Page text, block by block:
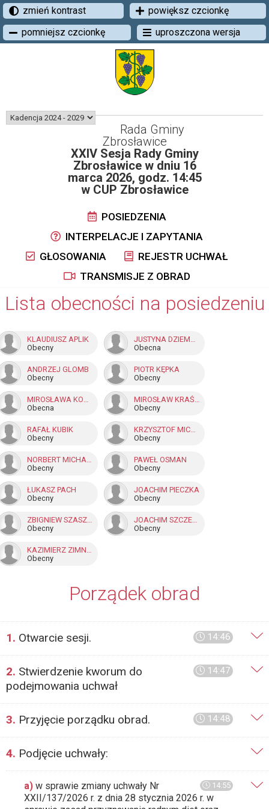
zmień kontrast
powiększ czcionkę
pomniejsz czcionkę
uproszczona wersja
Rada Gminy
Zbrosławice
XXIV Sesja Rady Gminy
Zbrosławice w dniu 16
marca 2026, godz. 14:45
w CUP Zbrosławice
POSIEDZENIA
INTERPELACJE I ZAPYTANIA
GŁOSOWANIA
REJESTR UCHWAŁ
TRANSMISJE Z OBRAD
Lista obecności na posiedzeniu
KLAUDIUSZ APLIK
Obecny
JUSTYNA DZIEMBA
Obecna
ANDRZEJ GLOMB
Obecny
PIOTR KĘPKA
Obecny
MIROSŁAWA KONKA - GIZICKA
Obecna
MIROSŁAW KRAŚNIANKA
Obecny
RAFAŁ KUBIK
Obecny
KRZYSZTOF MICHALCZOK
Obecny
NORBERT MICHALIK
Obecny
PAWEŁ OSMAN
Obecny
ŁUKASZ PACH
Obecny
JOACHIM PIECZKA
Obecny
ZBIGNIEW SZASZKOWSKI
Obecny
JOACHIM SZCZEPONIK
Obecny
KAZIMIERZ ZIMNOWODZKI
Obecny
Porządek obrad
14:46
1. Otwarcie sesji.
14:47
2. Stwierdzenie kworum do
podejmowania uchwał
14:48
3. Przyjęcie porządku obrad.
4. Podjęcie uchwały:
14:55
a) w sprawie zmiany uchwały Nr
XXII/137/2026 r. z dnia 28 stycznia 2026 r. w